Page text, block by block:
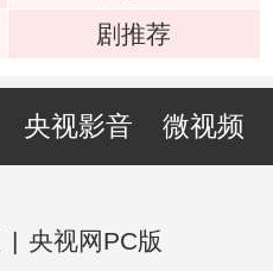
剧推荐
央视影音 微视频
| 央视网PC版